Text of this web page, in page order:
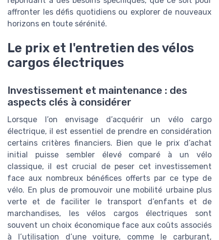
affronter les défis quotidiens ou explorer de nouveaux
horizons en toute sérénité.
Le prix et l'entretien des vélos
cargos électriques
Investissement et maintenance : des
aspects clés à considérer
Lorsque l’on envisage d’acquérir un vélo cargo
électrique, il est essentiel de prendre en considération
certains critères financiers. Bien que le prix d’achat
initial puisse sembler élevé comparé à un vélo
classique, il est crucial de peser cet investissement
face aux nombreux bénéfices offerts par ce type de
vélo. En plus de promouvoir une mobilité urbaine plus
verte et de faciliter le transport d’enfants et de
marchandises, les vélos cargos électriques sont
souvent un choix économique face aux coûts associés
à l’utilisation d’une voiture, comme le carburant,